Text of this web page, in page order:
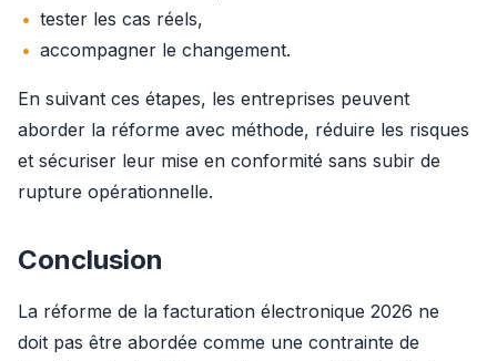
tester les cas réels,
accompagner le changement.
En suivant ces étapes, les entreprises peuvent
aborder la réforme avec méthode, réduire les risques
et sécuriser leur mise en conformité sans subir de
rupture opérationnelle.
Conclusion
La réforme de la facturation électronique 2026 ne
doit pas être abordée comme une contrainte de